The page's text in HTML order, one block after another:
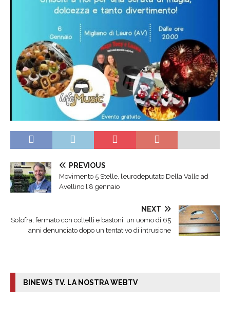
PREVIOUS
Movimento 5 Stelle, l’eurodeputato Della Valle ad
Avellino l’8 gennaio
NEXT
Solofra, fermato con coltelli e bastoni: un uomo di 65
anni denunciato dopo un tentativo di intrusione
BINEWS TV. LA NOSTRA WEBTV